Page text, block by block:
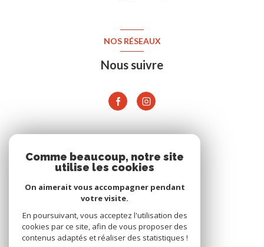
NOS RÉSEAUX
Nous suivre
Comme beaucoup, notre site
utilise les cookies
On aimerait vous accompagner pendant
votre visite.
En poursuivant, vous acceptez l'utilisation des
cookies par ce site, afin de vous proposer des
contenus adaptés et réaliser des statistiques !